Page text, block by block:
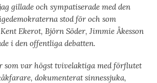
gillade och sympatiserade med den
stod för och som
Ekerot, Björn Söder, Jimmie Åkesson
i den offentliga debatten.
som var högst tvivelaktiga med förflutet
dokumenterat sinnessjuka,